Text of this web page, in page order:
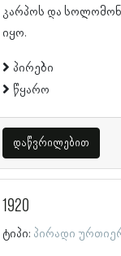
კარპოს და სოლომონ
იყო.
პირები
წყარო
დაწვრილებით
1920
ტიპი: პირადი